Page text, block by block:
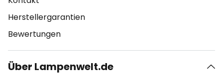
Herstellergarantien
Bewertungen
Über Lampenwelt.de